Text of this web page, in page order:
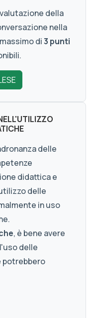
della
nella
di3 punti
delle
didattica e
delle
in uso
, è bene avere
delle
potrebbero